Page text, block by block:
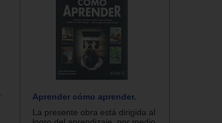
Aprender cómo aprender.
La presente obra está dirigida al